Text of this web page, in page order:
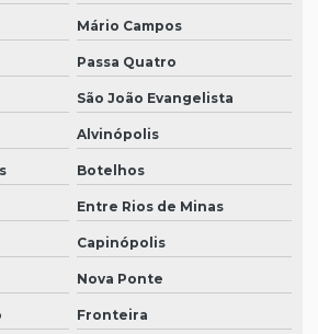
Mário Campos
Passa Quatro
São João Evangelista
Alvinópolis
Botelhos
Entre Rios de Minas
Capinópolis
Nova Ponte
Fronteira